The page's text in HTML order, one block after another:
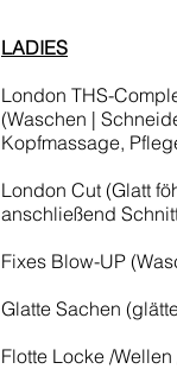
LADIES
London THS-
(Waschen |
Kopfmassage,
London Cut (Glatt
anschließend
Fixes Blow-UP
Glatte Sachen
Flotte Locke /